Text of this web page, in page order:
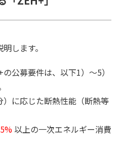
します。
公募要件は、以下1）～5）
に応じた断熱性能（断熱等
以上の一次エネルギー消費